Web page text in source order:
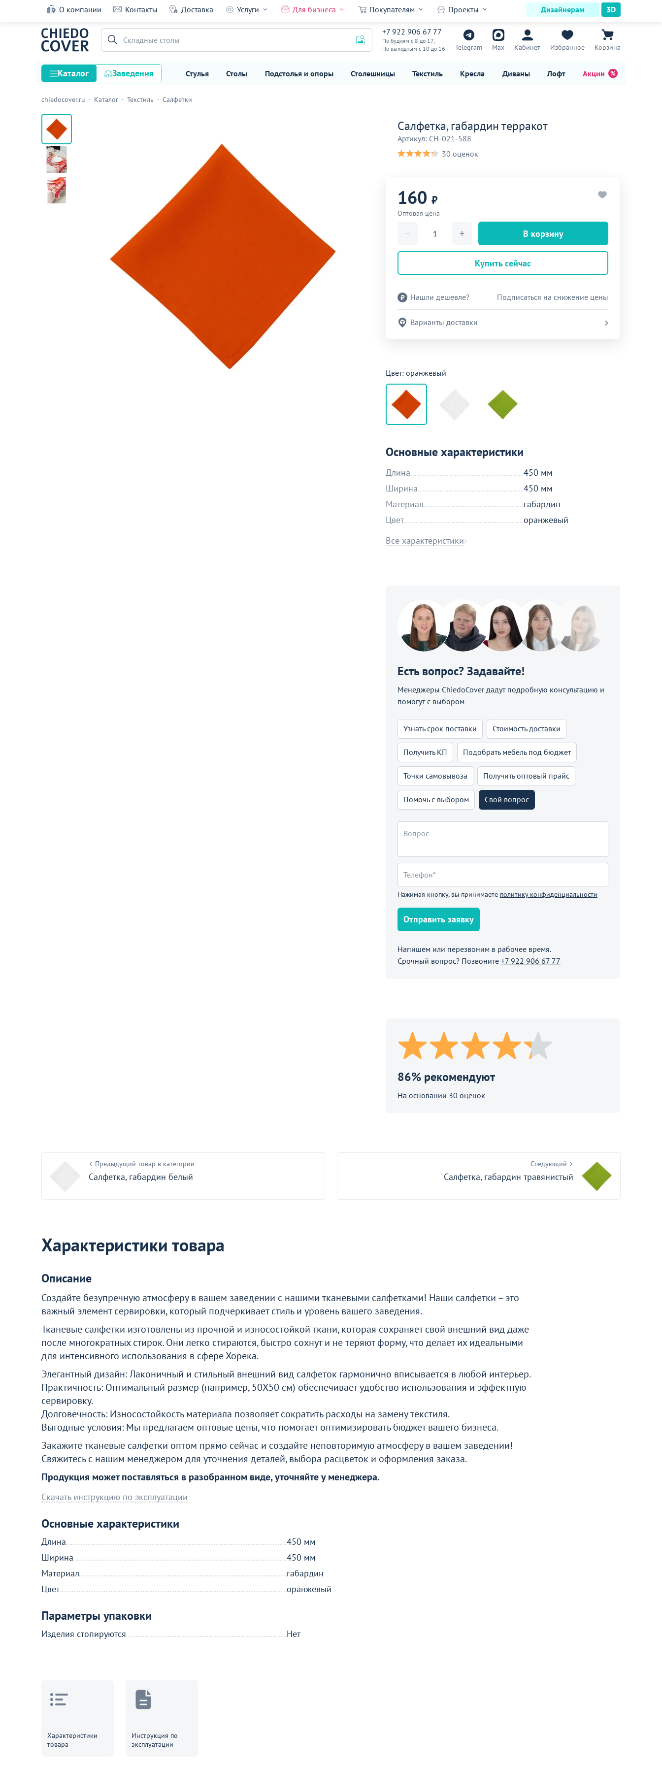
О компании Контакты Доставка Услуги Для бизнеса Покупателям Проекты Дизайнерам 3D
+7 922 906 67 77
По будням с 8 до 17,
По выходным с 10 до 16
Telegram Max Кабинет Избранное Корзина
Складные столы
Каталог Заведения Стулья Столы Подстолья и опоры Столешницы Текстиль Кресла Диваны Лофт Акции
Стулья
Столы
Подстолья и опоры
Столешницы
Текстиль
Кресла
Мебель для хранения
Салфетка, габардин терракот
30 оценок
160
chiedocover.ru Каталог Текстиль Салфетки
Салфетка, габардин терракот
Артикул: CH-021-588
30 оценок
160 ₽
Оптовая цена
В корзину
Купить сейчас
Нашли дешевле? Подписаться на снижение цены
Варианты доставки
Цвет: оранжевый
Основные характеристики
Длина
450 мм
Ширина
450 мм
Материал
габардин
Цвет
оранжевый
Все характеристики
Есть вопрос? Задавайте!
Менеджеры ChiedoCover дадут подробную консультацию и
помогут с выбором
Узнать срок поставки Стоимость доставки
Получить КП Подобрать мебель под бюджет
Точки самовывоза Получить оптовый прайс
Помочь с выбором Свой вопрос
Нажимая кнопку, вы принимаете политику конфиденциальности
Отправить заявку
Напишем или перезвоним в рабочее время.
Срочный вопрос? Позвоните +7 922 906 67 77
86% рекомендуют
На основании 30 оценок
Предыдущий товар в категории
Салфетка, габардин белый
Следующий
Салфетка, габардин травянистый
Характеристики товара
Описание
Создайте безупречную атмосферу в вашем заведении с нашими тканевыми салфетками! Наши салфетки – это
важный элемент сервировки, который подчеркивает стиль и уровень вашего заведения.
Тканевые салфетки изготовлены из прочной и износостойкой ткани, которая сохраняет свой внешний вид даже
после многократных стирок. Они легко стираются, быстро сохнут и не теряют форму, что делает их идеальными
для интенсивного использования в сфере Хорека.
Элегантный дизайн: Лаконичный и стильный внешний вид салфеток гармонично вписывается в любой интерьер.
Практичность: Оптимальный размер (например, 50Х50 см) обеспечивает удобство использования и эффектную
сервировку.
Долговечность: Износостойкость материала позволяет сократить расходы на замену текстиля.
Выгодные условия: Мы предлагаем оптовые цены, что помогает оптимизировать бюджет вашего бизнеса.
Закажите тканевые салфетки оптом прямо сейчас и создайте неповторимую атмосферу в вашем заведении!
Свяжитесь с нашим менеджером для уточнения деталей, выбора расцветок и оформления заказа.
Продукция может поставляться в разобранном виде, уточняйте у менеджера.
Скачать инструкцию по эксплуатации
Основные характеристики
Длина
450 мм
Ширина
450 мм
Материал
габардин
Цвет
оранжевый
Параметры упаковки
Изделия стопируются Нет
Характеристики
товара
Инструкция по
эксплуатации